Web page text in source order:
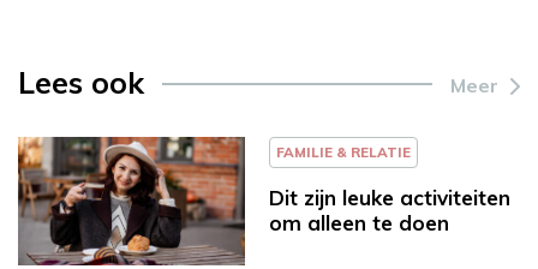
Lees ook Meer
FAMILIE & RELATIE
Dit zijn leuke activiteiten
om alleen te doen